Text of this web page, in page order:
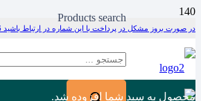
در صورت بروز مشکل در پرداخت با این شماره در ارتباط باشید 09199797956
Products search
محصول به سبد شما افزوده شد.